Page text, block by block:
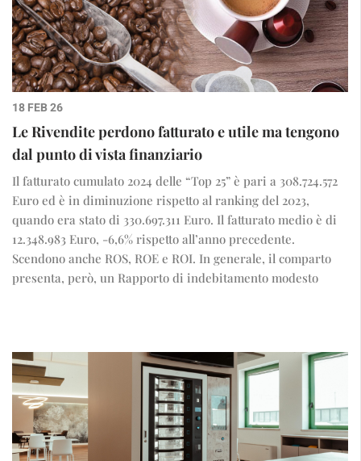
18 FEB 26
Le Rivendite perdono fatturato e utile ma tengono
dal punto di vista finanziario
Il fatturato cumulato 2024 delle “Top 25” è pari a 308.724.572
Euro ed è in diminuzione rispetto al ranking del 2023,
quando era stato di 330.697.311 Euro. Il fatturato medio è di
12.348.983 Euro, -6,6% rispetto all’anno precedente.
Scendono anche ROS, ROE e ROI. In generale, il comparto
presenta, però, un Rapporto di indebitamento modesto